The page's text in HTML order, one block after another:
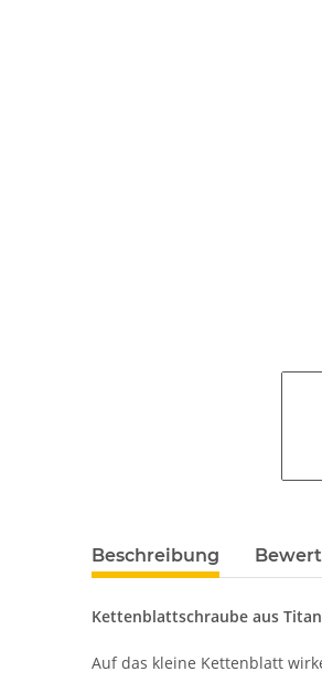
Beschreibung
Kettenblattschraube aus
Auf das kleine Kettenblatt